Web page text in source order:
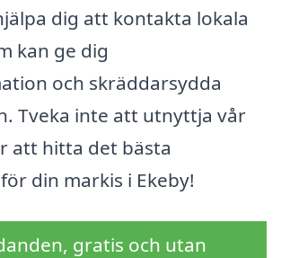
dig att kontakta lokala
kan ge dig
och skräddarsydda
Tveka inte att utnyttja vår
att hitta det bästa
din markis i Ekeby!
gratis och utan